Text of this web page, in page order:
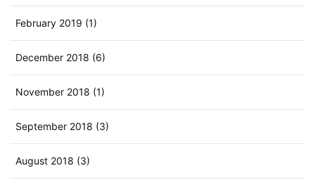
February 2019 (1)
December 2018 (6)
November 2018 (1)
September 2018 (3)
August 2018 (3)